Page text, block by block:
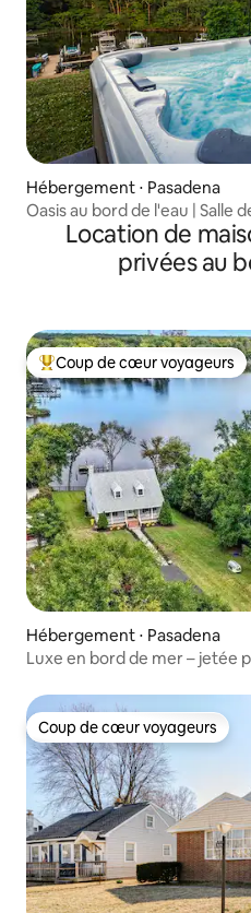
Hébergement ⋅ Pasadena
Oasis au bord de l'eau | Salle
Location de
privées au
Coups de cœur voyageurs
Coup de cœur voyageurs
Hébergement ⋅ Pasadena
Luxe en bord de mer – jetée
Coup de cœur voyageurs
Coup de cœur voyageurs